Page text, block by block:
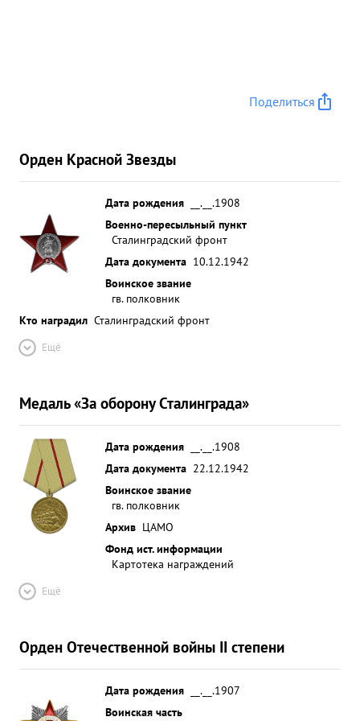
Поделиться
Орден Красной Звезды
Дата рождения
__.__.1908
Военно-пересыльный пункт
Сталинградский фронт
Дата документа 10.12.1942
Воинское звание
гв. полковник
Кто наградил Сталинградский фронт
Ещё
Медаль «За оборону Сталинграда»
Дата рождения
__.__.1908
Дата документа 22.12.1942
Воинское звание
гв. полковник
Архив ЦАМО
Фонд ист. информации
Картотека награждений
Ещё
Орден Отечественной войны II степени
Дата рождения
__.__.1907
Воинская часть